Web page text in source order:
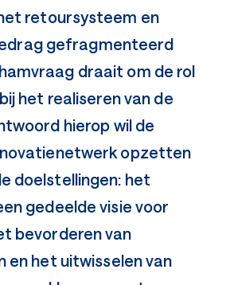
retoursysteem en
gefragmenteerd
draait om de rol
het realiseren van de
hierop wil de
opzetten
doelstellingen: het
gedeelde visie voor
bevorderen van
en het uitwisselen van